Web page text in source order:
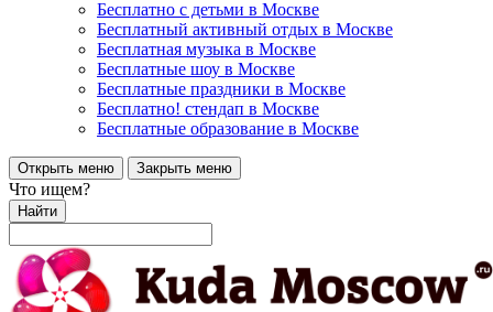
Бесплатно с детьми в Москве
Бесплатный активный отдых в Москве
Бесплатная музыка в Москве
Бесплатные шоу в Москве
Бесплатные праздники в Москве
Бесплатно! стендап в Москве
Бесплатные образование в Москве
Открыть меню Закрыть меню
Что ищем?
Найти